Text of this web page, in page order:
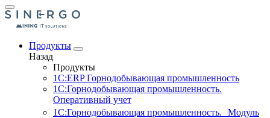
Продукты
Назад
Продукты
1С:ERP Горнодобывающая промышленность
1С:Горнодобывающая промышленность.
Оперативный учет
1С:Горнодобывающая промышленность. Модуль